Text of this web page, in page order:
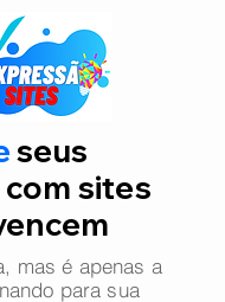
seus
com sites
mas é apenas a
para sua